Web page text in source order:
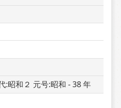
:昭和２ 元号:昭和 - 38 年